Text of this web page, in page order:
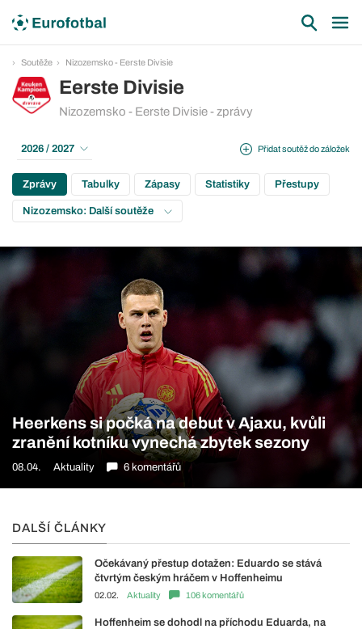
Soutěže Nizozemsko - Eerste Divisie
Eerste Divisie
Nizozemsko - Eerste Divisie - zprávy
Přidat soutěž do záložek
2026 / 2027
Zprávy Tabulky Zápasy Statistiky Přestupy
Nizozemsko: Další soutěže
Heerkens si počká na debut v Ajaxu, kvůli
zranění kotníku vynechá zbytek sezony
08.04. Aktuality 6 komentářů
DALŠÍ ČLÁNKY
Očekávaný přestup dotažen: Eduardo se stává
čtvrtým českým hráčem v Hoffenheimu
02.02. Aktuality 106 komentářů
Hoffenheim se dohodl na příchodu Eduarda, na